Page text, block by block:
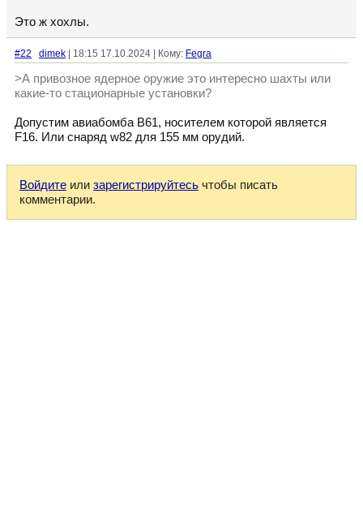
Это ж хохлы.
#22 dimek | 18:15 17.10.2024 | Кому: Fegra
>А привозное ядерное оружие это интересно шахты или
какие-то стационарные установки?
Допустим авиабомба B61, носителем которой является
F16. Или снаряд w82 для 155 мм орудий.
Войдите или зарегистрируйтесь чтобы писать
комментарии.